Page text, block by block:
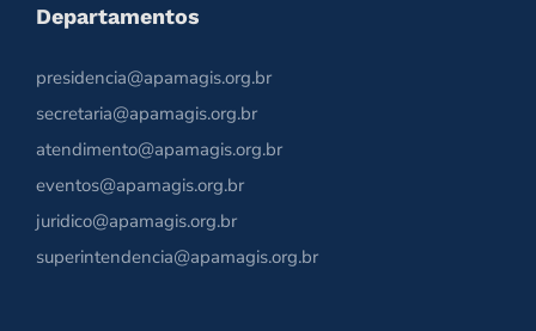
Departamentos
presidencia@apamagis.org.br
secretaria@apamagis.org.br
atendimento@apamagis.org.br
eventos@apamagis.org.br
juridico@apamagis.org.br
superintendencia@apamagis.org.br